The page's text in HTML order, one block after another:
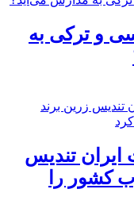
و ترکی به
تندیس
کشور را